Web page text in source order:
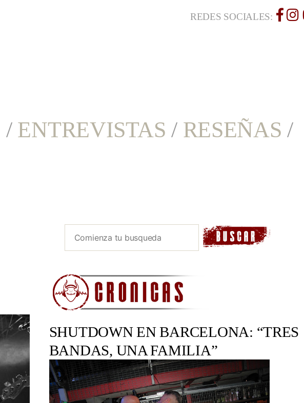
REDES SOCIALES:
/ ENTREVISTAS / RESEÑAS /
SHUTDOWN EN BARCELONA: “TRES
BANDAS, UNA FAMILIA”